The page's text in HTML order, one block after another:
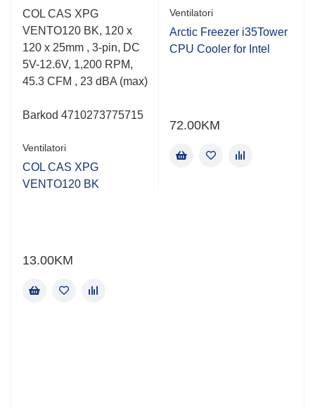
Rated
0.001
out
of
5
COL CAS XPG
VENTO120 BK, 120 x
120 x 25mm , 3-pin, DC
5V-12.6V, 1,200 RPM,
45.3 CFM , 23 dBA (max)
Barkod 4710273775715
Ventilatori
COL CAS XPG
VENTO120 BK
13.00KM
Rated
0.001
out
of
5
Ventilatori
Arctic Freezer i35Tower
CPU Cooler for Intel
72.00KM